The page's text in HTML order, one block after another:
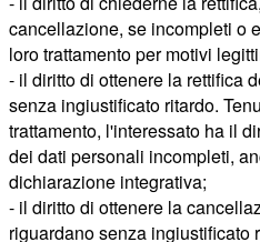
cancellazione, se incompleti o
loro trattamento per motivi
- il diritto di ottenere la rettifica
senza ingiustificato ritardo.
trattamento, l'interessato ha il
dei dati personali incompleti,
dichiarazione integrativa;
- il diritto di ottenere la
riguardano senza ingiustificato